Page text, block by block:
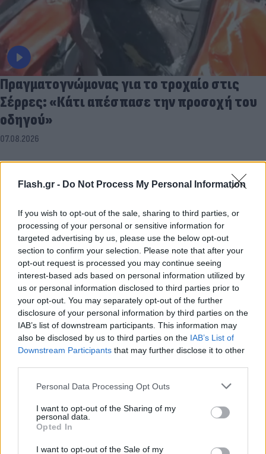
Flash.gr - Do Not Process My Personal Information
If you wish to opt-out of the sale, sharing to third parties, or
processing of your personal or sensitive information for
targeted advertising by us, please use the below opt-out
section to confirm your selection. Please note that after your
opt-out request is processed you may continue seeing
interest-based ads based on personal information utilized by
us or personal information disclosed to third parties prior to
your opt-out. You may separately opt-out of the further
disclosure of your personal information by third parties on the
IAB’s list of downstream participants. This information may
also be disclosed by us to third parties on the IAB’s List of
Downstream Participants that may further disclose it to other
Please note that this website/app uses one or more Google
not limited to your visit or usage behaviour. You may click to
grant or deny consent to Google and its third-party tags to
use your data for below specified purposes in below Google
consent section.
Personal Data Processing Opt Outs
I want to opt-out of the Sharing of my
personal data.
Opted In
I want to opt-out of the Sale of my
Πραγματογνώμονας για το τροχαίο στις
Σέρρες: «Κάτι απέσπασε την προσοχή του
οδηγού»
07.08.2026